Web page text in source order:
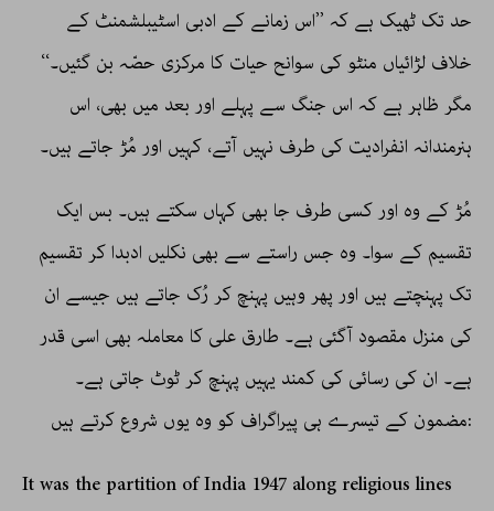
حد تک ٹھیک ہے کہ ’’اس زمانے کے ادبی اسٹیبلشمنٹ کے
خلاف لڑائیاں منٹو کی سوانح حیات کا مرکزی حصّہ بن گئیں۔‘‘
مگر ظاہر ہے کہ اس جنگ سے پہلے اور بعد میں بھی، اس
ہنرمندانہ انفرادیت کی طرف نہیں آتے، کہیں اور مُڑ جاتے ہیں۔
مُڑ کے وہ اور کسی طرف جا بھی کہاں سکتے ہیں۔ بس ایک
تقسیم کے سوا۔ وہ جس راستے سے بھی نکلیں ادبدا کر تقسیم
تک پہنچتے ہیں اور پھر وہیں پہنچ کر رُک جاتے ہیں جیسے ان
کی منزل مقصود آگئی ہے۔ طارق علی کا معاملہ بھی اسی قدر
ہے۔ ان کی رسائی کی کمند یہیں پہنچ کر ٹوٹ جاتی ہے۔
مضمون کے تیسرے ہی پیراگراف کو وہ یوں شروع کرتے ہیں:
It was the partition of India 1947 along religious lines